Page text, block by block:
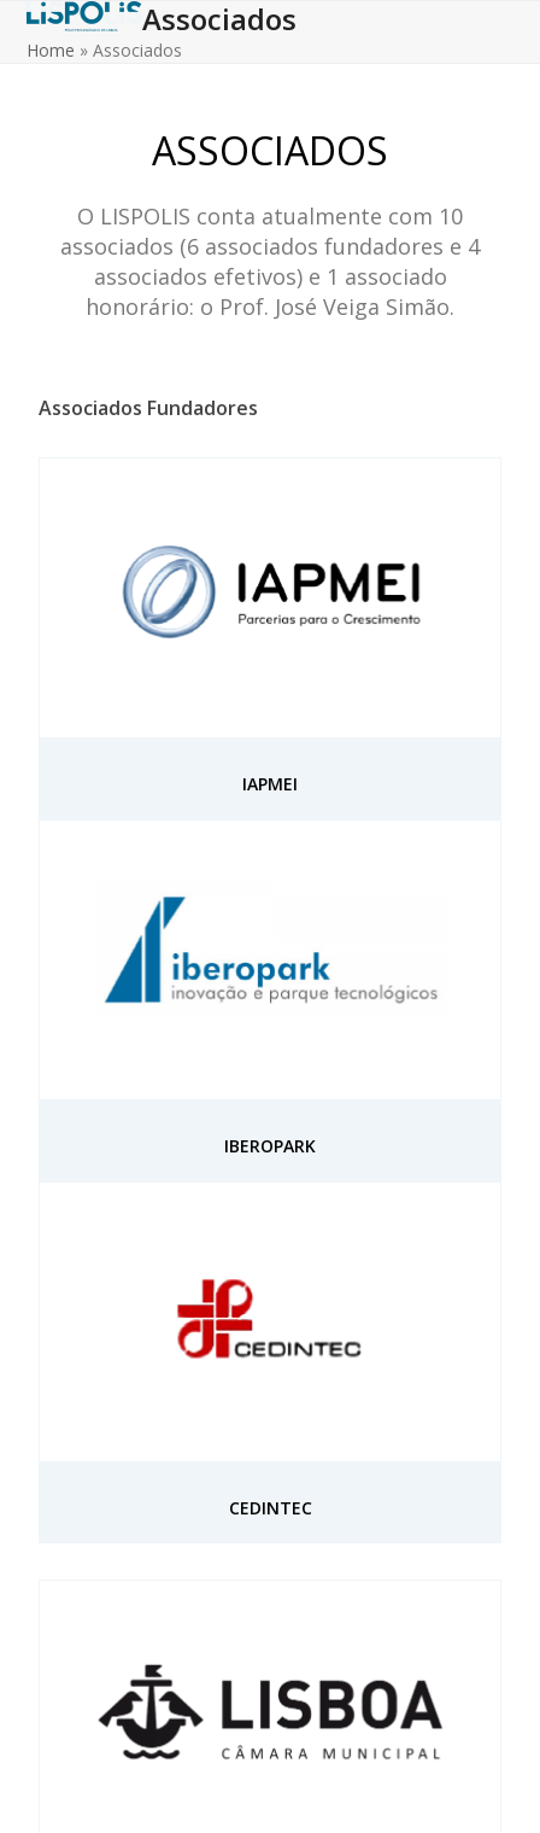
Skip
Associados
Home »Associados
ASSOCIADOS
O LISPOLIS conta atualmente com 10
associados (6 associados fundadores e 4
associados efetivos) e 1 associado
honorário: o Prof. José Veiga Simão.
Associados Fundadores
IAPMEI
IBEROPARK
CEDINTEC